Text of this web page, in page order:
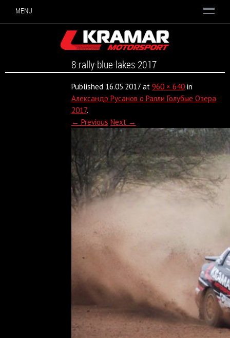
MENU
8-rally-blue-lakes-2017
Published 16.05.2017at 960 × 640in
Александр Русанов о Ралли Голубые Озера
2017.
← Previous Next →